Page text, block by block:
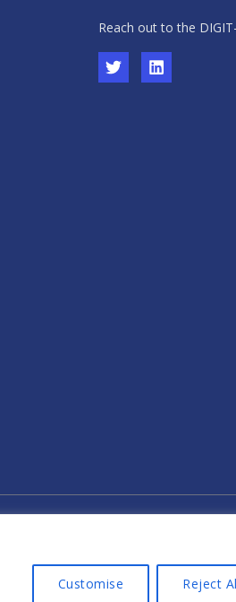
Customise Reject
Reach out to the